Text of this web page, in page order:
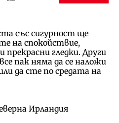
със сигурност ще
на спокойствие,
гледки. Други
пак няма да се наложи
да сте по средата на
Ирландия